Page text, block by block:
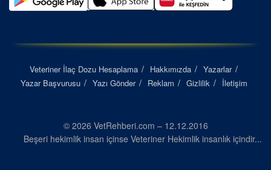
Veteriner İlaç Dozu Hesaplama Hakkımızda
Yazarlar
Yazar Başvurusu
Yazı Gönder Reklam Gizlilik İletişim
© 2026 VetRehberi.com – 12.12.2016
Beşeri hekimlik insan içinse Veteriner Hekimlik insanlık içindir...